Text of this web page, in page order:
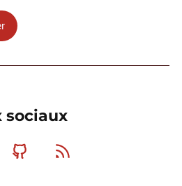
sociaux
Github